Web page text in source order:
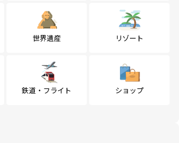
世界遺産 リゾート
鉄道・フライト ショップ